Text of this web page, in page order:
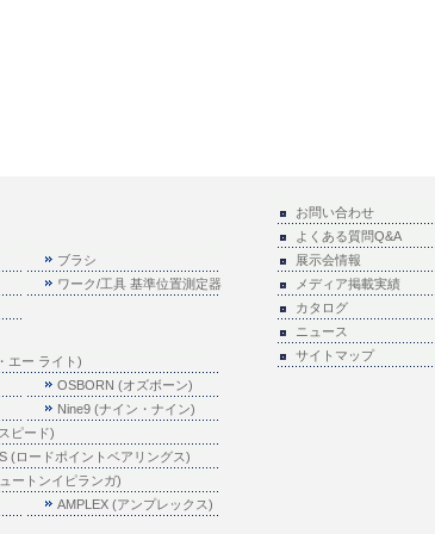
ブラシ
ワーク/工具 基準位置測定器
エー ライト)
OSBORN (オズボーン)
Nine9 (ナイン・ナイン)
ピード)
(ロードポイントベアリングス)
ートンイピランガ)
AMPLEX (アンプレックス)
お問い合わせ
よくある質問Q&A
展示会情報
メディア掲載実績
カタログ
ニュース
サイトマップ